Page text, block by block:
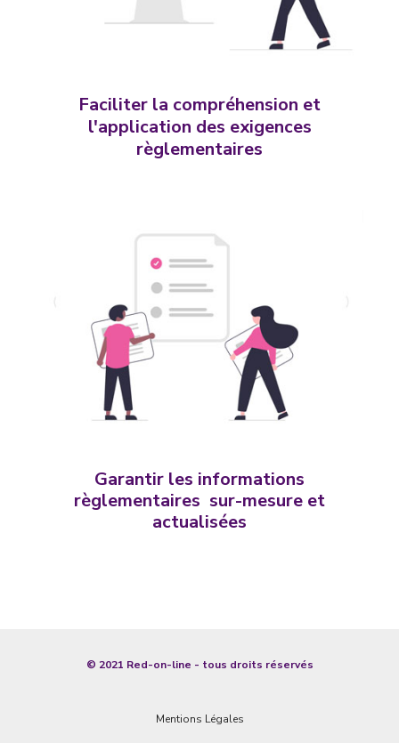
Faciliter la compréhension et
l'application des exigences
règlementaires
Garantir les informations
règlementaires sur-mesure et
actualisées
© 2021 Red-on-line - tous droits réservés
Mentions Légales